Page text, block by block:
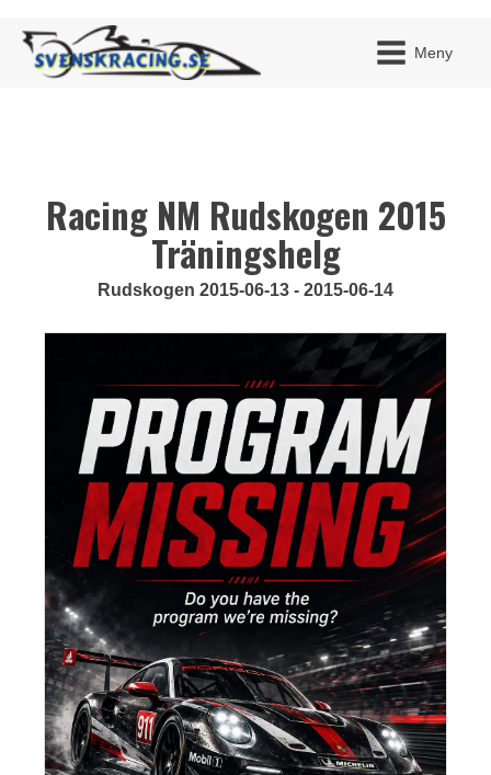
Meny
BLI
MITT
JAG
Racing NM Rudskogen 2015
Träningshelg
Rudskogen 2015-06-13 - 2015-06-14